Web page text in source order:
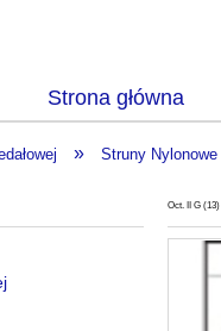
Strona główna
» Struny Nylonowe
Oct. II G (13)